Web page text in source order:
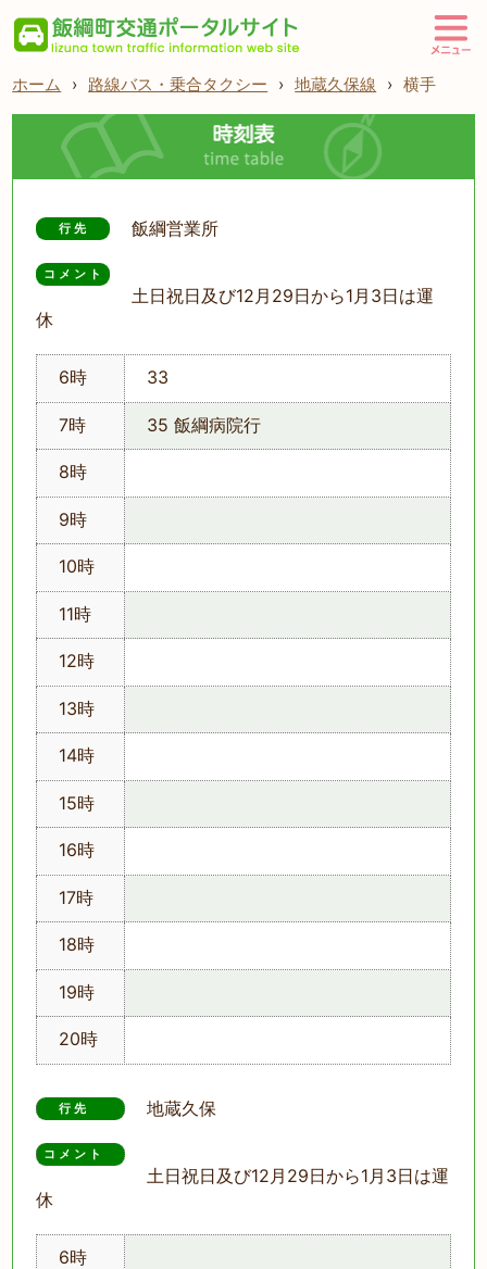
ホーム › 路線バス・乗合タクシー › 地蔵久保線 › 横手
行先 飯綱営業所
コメント
土日祝日及び12月29日から1月3日は運
休
6時 33
7時 35 飯綱病院行
8時
9時
10時
11時
12時
13時
14時
15時
16時
17時
18時
19時
20時
行先 地蔵久保
コメント
土日祝日及び12月29日から1月3日は運
休
6時